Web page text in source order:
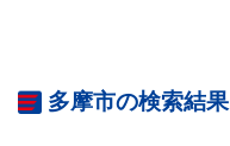
多摩市の検索結果